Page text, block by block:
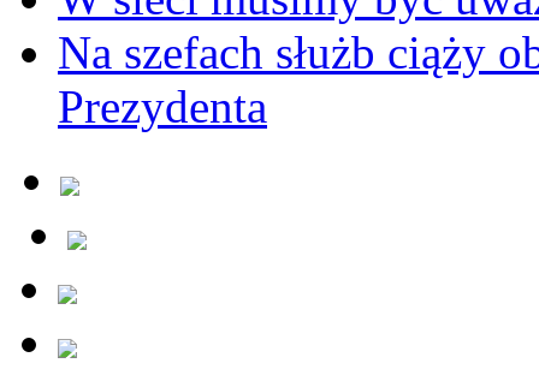
Na szefach służb ciąży
Prezydenta